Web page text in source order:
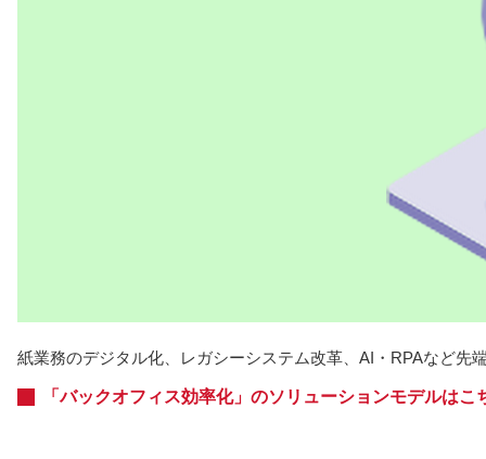
紙業務のデジタル化、レガシーシステム改革、AI・RPAなど
「バックオフィス効率化」のソリューションモデルはこ